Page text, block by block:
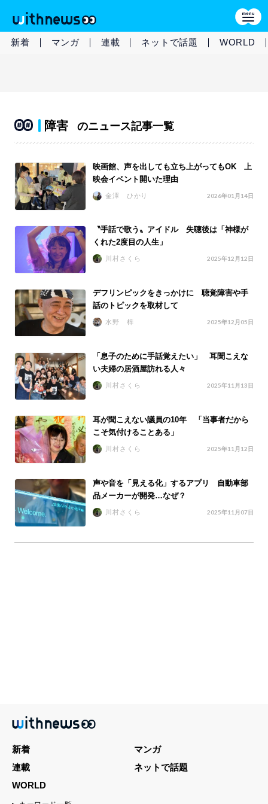
新着 マンガ 連載 ネットで話題 WORLD
障害 のニュース記事一覧
映画館、声を出しても立ち上がってもOK 上
映会イベント開いた理由
金澤 ひかり 2026年01月14日
〝手話で歌う〟アイドル 失聴後は「神様が
くれた2度目の人生」
川村さくら 2025年12月12日
デフリンピックをきっかけに 聴覚障害や手
話のトピックを取材して
水野 梓 2025年12月05日
「息子のために手話覚えたい」 耳聞こえな
い夫婦の居酒屋訪れる人々
川村さくら 2025年11月13日
耳が聞こえない議員の10年 「当事者だから
こそ気付けることある」
川村さくら 2025年11月12日
声や音を「見える化」するアプリ 自動車部
品メーカーが開発…なぜ？
川村さくら 2025年11月07日
新着
マンガ
連載
ネットで話題
WORLD